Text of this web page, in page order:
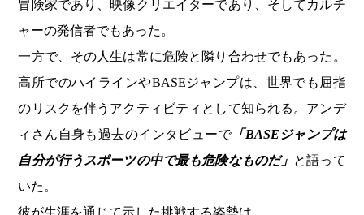
冒険家であり、映像クリエイターであり、そしてカルチ
ャーの発信者でもあった。
一方で、その人生は常に危険と隣り合わせでもあった。
高所でのハイラインやBASEジャンプは、世界でも屈指
のリスクを伴うアクティビティとして知られる。アンデ
ィさん自身も過去のインタビューで「BASEジャンプは
自分が行うスポーツの中で最も危険なものだ」 と語って
いた。